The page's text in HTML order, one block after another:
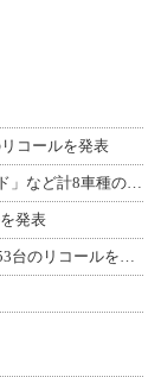
コールを発表
発表